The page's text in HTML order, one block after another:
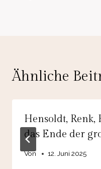
Ähnliche
Hensoldt, Renk,
das Ende der
Von 12. Juni 2025